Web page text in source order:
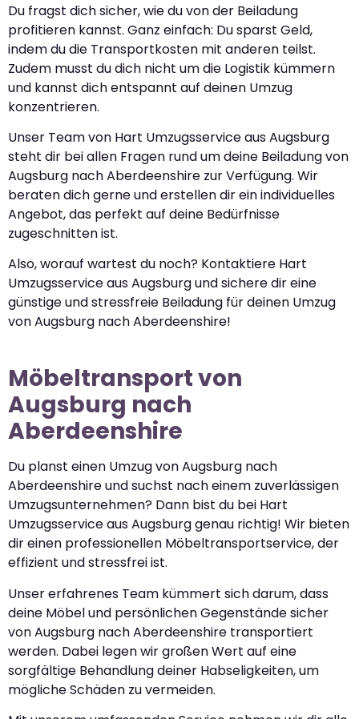
Du fragst dich sicher, wie du von der Beiladung
profitieren kannst. Ganz einfach: Du sparst Geld,
indem du die Transportkosten mit anderen teilst.
Zudem musst du dich nicht um die Logistik kümmern
und kannst dich entspannt auf deinen Umzug
konzentrieren.
Unser Team von Hart Umzugsservice aus Augsburg
steht dir bei allen Fragen rund um deine Beiladung von
Augsburg nach Aberdeenshire zur Verfügung. Wir
beraten dich gerne und erstellen dir ein individuelles
Angebot, das perfekt auf deine Bedürfnisse
zugeschnitten ist.
Also, worauf wartest du noch? Kontaktiere Hart
Umzugsservice aus Augsburg und sichere dir eine
günstige und stressfreie Beiladung für deinen Umzug
von Augsburg nach Aberdeenshire!
Möbeltransport von
Augsburg nach
Aberdeenshire
Du planst einen Umzug von Augsburg nach
Aberdeenshire und suchst nach einem zuverlässigen
Umzugsunternehmen? Dann bist du bei Hart
Umzugsservice aus Augsburg genau richtig! Wir bieten
dir einen professionellen Möbeltransportservice, der
effizient und stressfrei ist.
Unser erfahrenes Team kümmert sich darum, dass
deine Möbel und persönlichen Gegenstände sicher
von Augsburg nach Aberdeenshire transportiert
werden. Dabei legen wir großen Wert auf eine
sorgfältige Behandlung deiner Habseligkeiten, um
mögliche Schäden zu vermeiden.